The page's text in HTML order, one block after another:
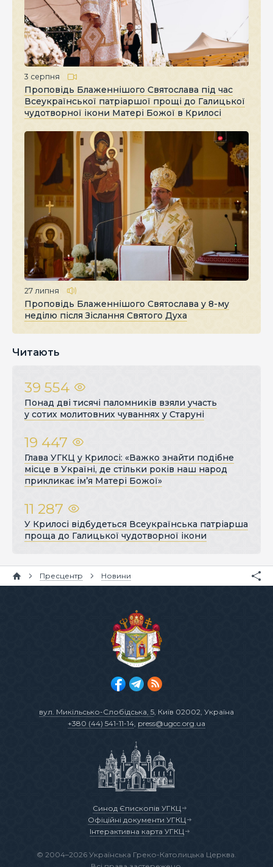
3 серпня
Проповідь Блаженнішого Святослава під час
Всеукраїнської патріаршої прощі до Галицької
чудотворної ікони Матері Божої в Крилосі
27 липня
Проповідь Блаженнішого Святослава у 8-му
неділю після Зіслання Святого Духа
Читають
39 554
Понад дві тисячі паломників взяли участь
у сотих молитовних чуваннях у Старуні
19 447
Глава УГКЦ у Крилосі: «Важко знайти подібне
місце в Україні, де стільки років наш народ
прикликає ім’я Матері Божої»
11 287
У Крилосі відбудеться Всеукраїнська патріарша
проща до Галицької чудотворної ікони
Пресцентр Новини
вул. Микільсько-Слобідська, 5, Київ 02002, Україна
+380 (44) 541-11-14, press@ugcc.org.ua
Синод Єпископів УГКЦ
Офіційні документи УГКЦ
Інтерактивна карта УГКЦ
© 2004–2026 Українська Греко-Католицька Церква.